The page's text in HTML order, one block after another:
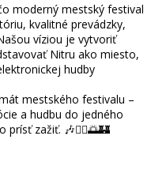
moderný mestský festival
kvalitné prevádzky,
víziou je vytvoriť
Nitru ako miesto,
hudby
mestského festivalu –
a hudbu do jedného
prísť zažiť. 🎶🏃‍♂️🌅🏰